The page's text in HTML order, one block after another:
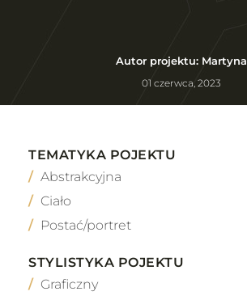
Autor projektu: Martyna
01 czerwca, 2023
TEMATYKA POJEKTU
Abstrakcyjna
Ciało
Postać/portret
STYLISTYKA POJEKTU
Graficzny